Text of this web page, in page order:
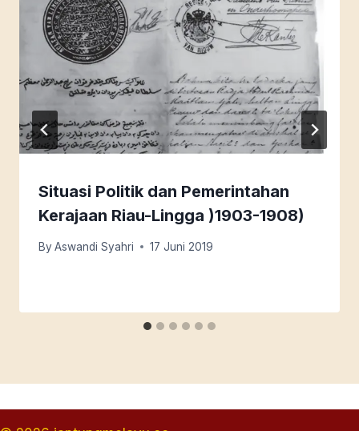
Situasi Politik dan Pemerintahan
Kerajaan Riau-Lingga )1903-1908)
By Aswandi Syahri 17 Juni 2019